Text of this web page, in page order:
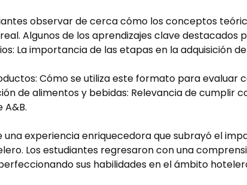
observar de cerca cómo los conceptos
Algunos de los aprendizajes clave destacados
La importancia de las etapas en la adquisición
Cómo se utiliza este formato para evaluar
de alimentos y bebidas: Relevancia de cumplir
una experiencia enriquecedora que subrayó el
Los estudiantes regresaron con una
sus habilidades en el ámbito